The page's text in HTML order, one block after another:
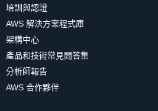
培訓與認證
AWS 解決方案程式庫
架構中心
產品和技術常見問答集
分析師報告
AWS 合作夥伴